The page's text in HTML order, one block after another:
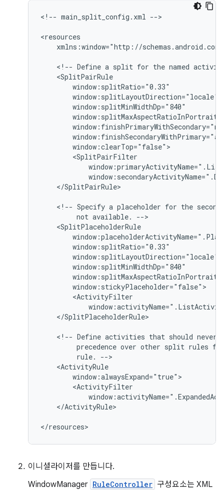
<!-- main_split_config.xml -->
xmlns:window="http://
<!-- Define a split for the named
</SplitPairRule>
<!-- Specify a placeholder for the
not available.
</SplitPlaceholderRule>
<!-- Define activities that should never
precedence over other split rules for
rule.
</ActivityRule>
이니셜라이저를 만듭니다.
WindowManager RuleController 구성요소는 XML